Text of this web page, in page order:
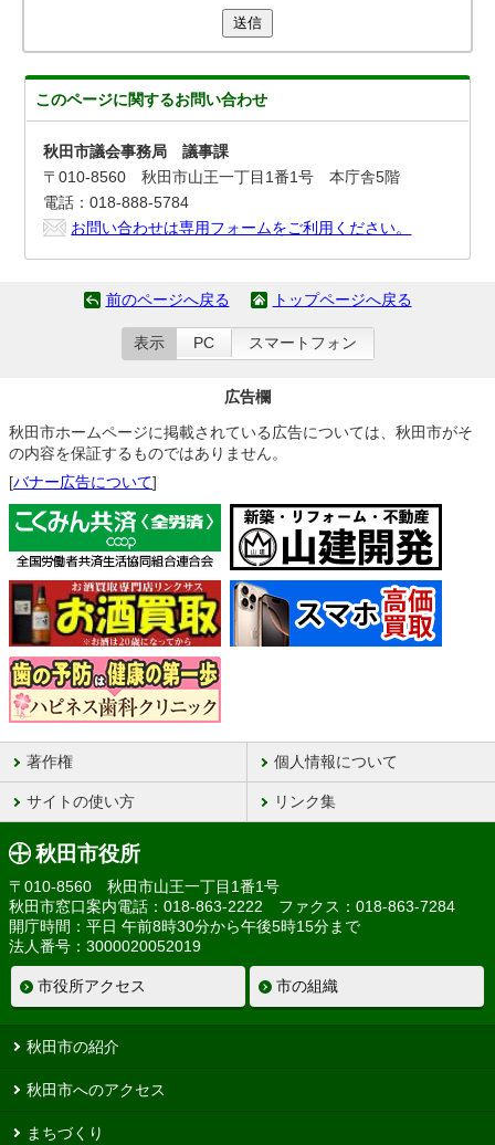
送信
このページに関するお問い合わせ
秋田市議会事務局 議事課
〒010-8560 秋田市山王一丁目1番1号 本庁舎5階
電話：018-888-5784
お問い合わせは専用フォームをご利用ください。
前のページへ戻る トップページへ戻る
表示 PC スマートフォン
広告欄
秋田市ホームページに掲載されている広告については、秋田市がそ
の内容を保証するものではありません。
[バナー広告について]
著作権 個人情報について
サイトの使い方 リンク集
秋田市役所
〒010-8560 秋田市山王一丁目1番1号
秋田市窓口案内電話：018-863-2222 ファクス：018-863-7284
開庁時間：平日 午前8時30分から午後5時15分まで
法人番号：3000020052019
市役所アクセス 市の組織
秋田市の紹介
秋田市へのアクセス
まちづくり